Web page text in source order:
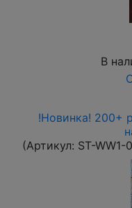
В
!Новинка! 200+
(Артикул: ST-